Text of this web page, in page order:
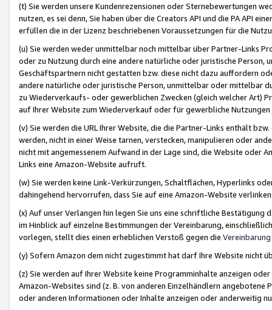
(t) Sie werden unsere Kundenrezensionen oder Sternebewertungen
nutzen, es sei denn, Sie haben über die Creators API und die PA API
erfüllen die in der Lizenz beschriebenen Voraussetzungen für die
(u) Sie werden weder unmittelbar noch mittelbar über Partner-Links
oder zu Nutzung durch eine andere natürliche oder juristische
Geschäftspartnern nicht gestatten bzw. diese nicht dazu auffordern
andere natürliche oder juristische Person, unmittelbar oder mittelbar
zu Wiederverkaufs- oder gewerblichen Zwecken (gleich welcher Art)
auf Ihrer Website zum Wiederverkauf oder für gewerbliche
(v) Sie werden die URL Ihrer Website, die die Partner-Links enthält
werden, nicht in einer Weise tarnen, verstecken, manipulieren oder
nicht mit angemessenem Aufwand in der Lage sind, die Website oder
Links eine Amazon-Website aufruft.
(w) Sie werden keine Link-Verkürzungen, Schaltflächen, Hyperlinks
dahingehend hervorrufen, dass Sie auf eine Amazon-Website
(x) Auf unser Verlangen hin legen Sie uns eine schriftliche
im Hinblick auf einzelne Bestimmungen der Vereinbarung,
vorlegen, stellt dies einen erheblichen Verstoß gegen die Vereinbarung
(y) Sofern Amazon dem nicht zugestimmt hat darf Ihre Website nicht
(z) Sie werden auf Ihrer Website keine Programminhalte anzeigen
Amazon-Websites sind (z. B. von anderen Einzelhändlern
oder anderen Informationen oder Inhalte anzeigen oder anderweitig